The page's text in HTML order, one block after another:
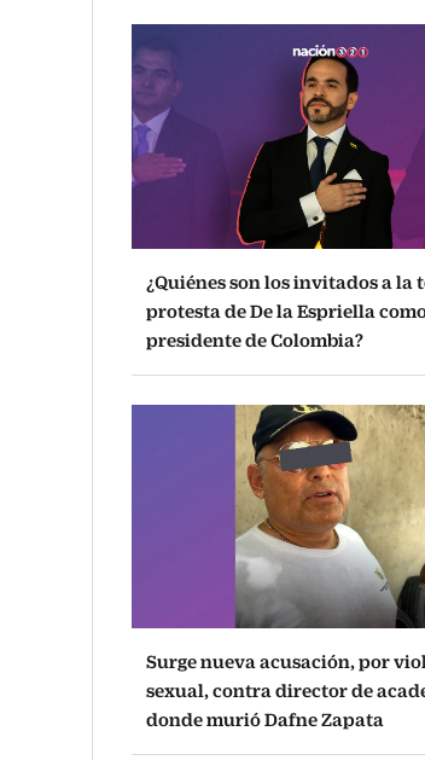
¿Quiénes son los invitados a la
protesta de De la Espriella
presidente de Colombia?
Surge nueva acusación, por
sexual, contra director de
donde murió Dafne Zapata